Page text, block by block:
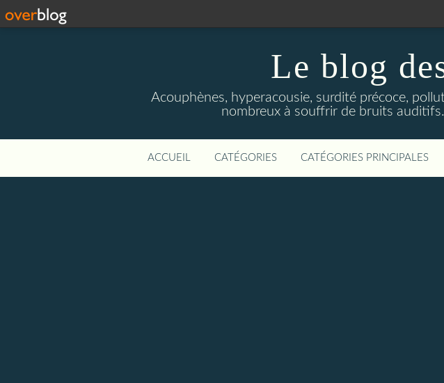
Le blog
Acouphènes, hyperacousie, surdité précoce,
nombreux à souffrir de bruits
ACCUEIL CATÉGORIES CATÉGORIES PRINCIPALES